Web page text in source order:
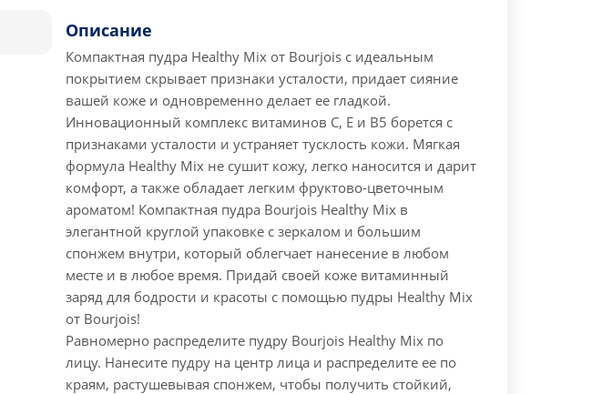
Описание
Компактная пудра Healthy Mix от Bourjois с идеальным
покрытием скрывает признаки усталости, придает сияние
вашей коже и одновременно делает ее гладкой.
Инновационный комплекс витаминов С, Е и В5 борется с
признаками усталости и устраняет тусклость кожи. Мягкая
формула Healthy Mix не сушит кожу, легко наносится и дарит
комфорт, а также обладает легким фруктово-цветочным
ароматом! Компактная пудра Bourjois Healthy Mix в
элегантной круглой упаковке с зеркалом и большим
спонжем внутри, который облегчает нанесение в любом
месте и в любое время. Придай своей коже витаминный
заряд для бодрости и красоты с помощью пудры Healthy Mix
от Bourjois!
Равномерно распределите пудру Bourjois Healthy Mix по
лицу. Нанесите пудру на центр лица и распределите ее по
краям, растушевывая спонжем, чтобы получить стойкий,